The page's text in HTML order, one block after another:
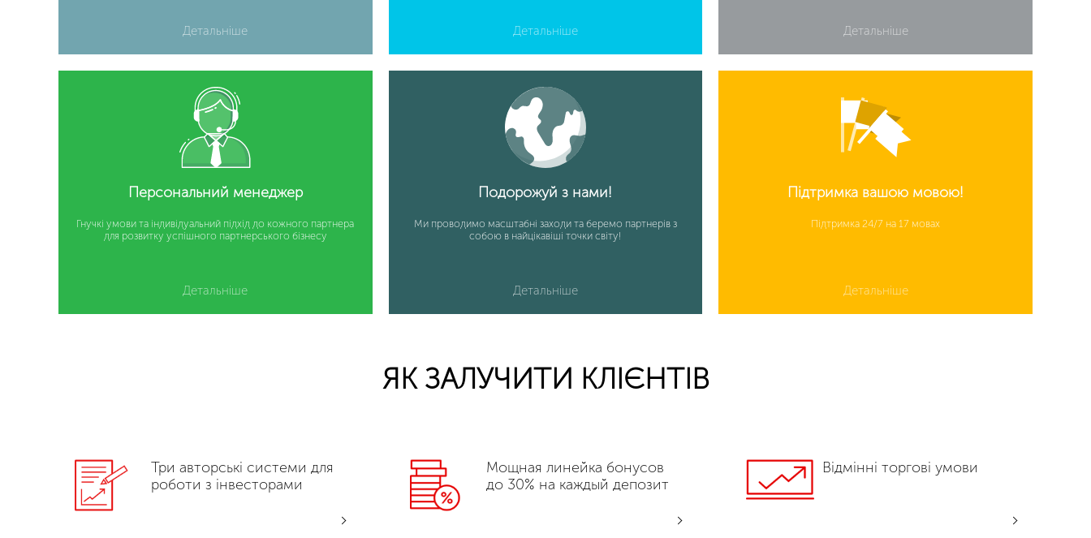
Детальніше Детальніше Детальніше
Персональний менеджер
Гнучкі умови та індивідуальний підхід до кожного партнера
для розвитку успішного партнерського бізнесу
Детальніше
Подорожуй з нами!
Ми проводимо масштабні заходи та беремо партнерів з
собою в найцікавіші точки світу!
Детальніше
Підтримка вашою мовою!
Підтримка 24/7 на 17 мовах
Детальніше
ЯК ЗАЛУЧИТИ КЛІЄНТІВ
Три авторські системи для
роботи з інвесторами
Мощная линейка бонусов
до 30% на каждый депозит
Відмінні торгові умови